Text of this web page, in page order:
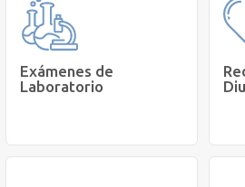
profesional de la salud.
TeleCetep
Exámenes de
Laboratorio